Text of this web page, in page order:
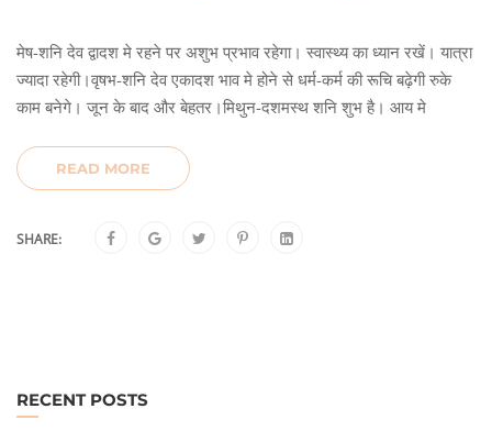
मेष-शनि देव द्वादश मे रहने पर अशुभ प्रभाव रहेगा। स्वास्थ्य का ध्यान रखें। यात्रा
ज्यादा रहेगी।वृषभ-शनि देव एकादश भाव मे होने से धर्म-कर्म की रूचि बढ़ेगी रुके
काम बनेगे। जून के बाद और बेहतर।मिथुन-दशमस्थ शनि शुभ है। आय मे
READ MORE
SHARE:
RECENT POSTS